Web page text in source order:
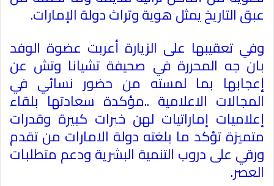
عبق التاريخ يمثل هوية وتراث دولة الإمارات.
وفي تعقيبها على الزيارة أعربت عضوة الوفد
بان جه المحررة في صحيفة تشيانا وتش عن
إعجابها بما لمسته من حضور نسائي في
المجالات الاعلامية ..مؤكدة سعادتها بلقاء
إعلاميات إماراتيات لهن خبرات كبيرة وقدرات
متميزة تؤكد ما بلغته دولة الامارات من تقدم
ورقي على دروب التنمية البشرية ودعم متطلبات
العصر.